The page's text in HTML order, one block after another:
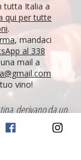
tutta Italia a
qui per tutte
.
, mandaci
al 338
mail a
vino!
derivano da un
nel 1995 con
prosegue tutt'oggi.